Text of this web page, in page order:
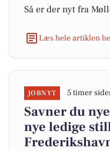
Så er der nyt fra
Læs hele artiklen
JOBNYT 5 timer
Savner du
nye ledige